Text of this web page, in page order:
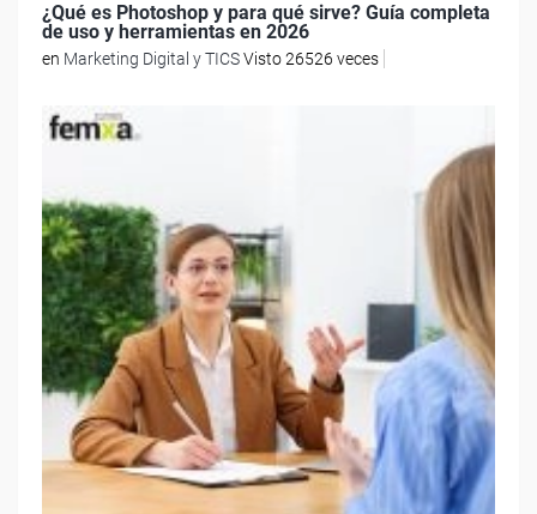
¿Qué es Photoshop y para qué sirve? Guía completa
de uso y herramientas en 2026
en Marketing Digital y TICSVisto 26526 veces